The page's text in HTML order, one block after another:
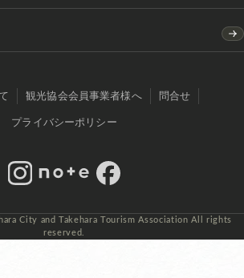
観光協会会員事業者様へ 問合せ
プライバシーポリシー
Instagram
note Facebook
City and Takehara Tourism Association All rights
reserved.